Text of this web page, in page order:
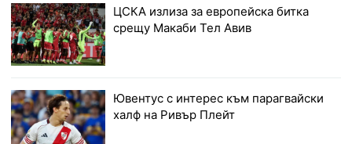
ЦСКА излиза за европейска битка
срещу Макаби Тел Авив
Ювентус с интерес към парагвайски
халф на Ривър Плейт